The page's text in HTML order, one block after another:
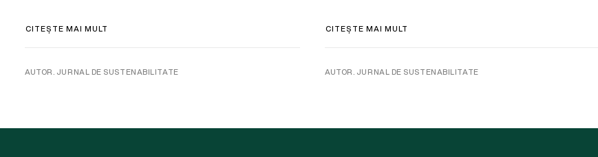
CITEȘTE MAI MULT
AUTOR. JURNAL DE SUSTENABILITATE
CITEȘTE MAI MULT
AUTOR. JURNAL DE SUSTENABILITATE